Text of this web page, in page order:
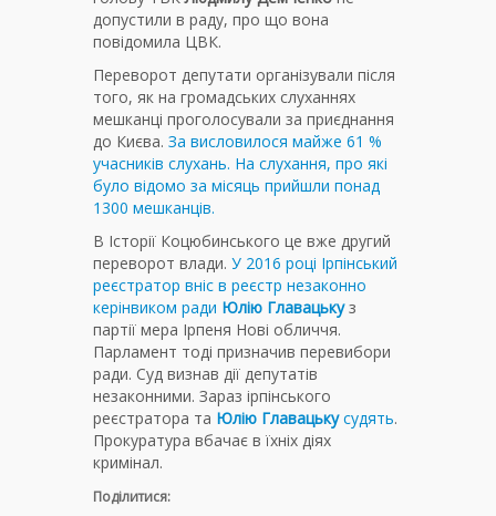
допустили в раду, про що вона
повідомила ЦВК.
Переворот депутати організували після
того, як на громадських слуханнях
мешканці проголосували за приєднання
до Києва. За висловилося майже 61 %
учасників слухань. На слухання, про які
було відомо за місяць прийшли понад
1300 мешканців.
В Історії Коцюбинського це вже другий
переворот влади. У 2016 році Ірпінський
реєстратор вніс в реєстр незаконно
керінвиком ради Юлію Главацькуз
партії мера Ірпеня Нові обличчя.
Парламент тоді призначив перевибори
ради. Суд визнав дії депутатів
незаконними. Зараз ірпінського
реєстратора та Юлію Главацькусудять.
Прокуратура вбачає в їхніх діях
кримінал.
Поділитися: